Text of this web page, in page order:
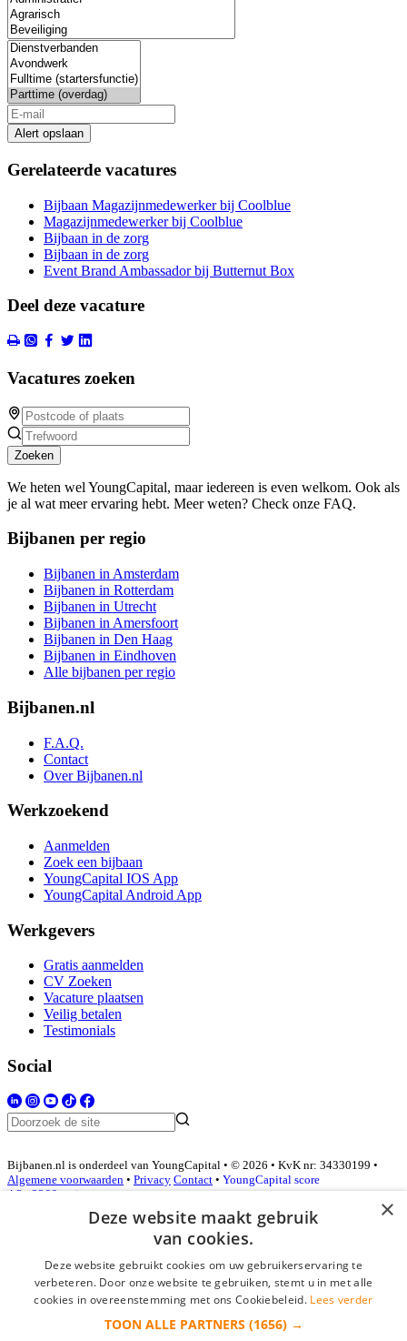
Alert opslaan
Gerelateerde vacatures
Bijbaan Magazijnmedewerker bij Coolblue
Magazijnmedewerker bij Coolblue
Bijbaan in de zorg
Bijbaan in de zorg
Event Brand Ambassador bij Butternut Box
Deel deze vacature
Vacatures zoeken
Zoeken
We heten wel YoungCapital, maar iedereen is even welkom. Ook als
je al wat meer ervaring hebt. Meer weten? Check onze FAQ.
Bijbanen per regio
Bijbanen in Amsterdam
Bijbanen in Rotterdam
Bijbanen in Utrecht
Bijbanen in Amersfoort
Bijbanen in Den Haag
Bijbanen in Eindhoven
Alle bijbanen per regio
Bijbanen.nl
F.A.Q.
Contact
Over Bijbanen.nl
Werkzoekend
Aanmelden
Zoek een bijbaan
YoungCapital IOS App
YoungCapital Android App
Werkgevers
Gratis aanmelden
CV Zoeken
Vacature plaatsen
Veilig betalen
Testimonials
Social
Bijbanen.nl is onderdeel van YoungCapital • © 2026 • KvK nr: 34330199 •
Algemene voorwaarden • Privacy Contact • YoungCapital score
4.3 - 3366 reviews
Inloggen als bedrijf
*
×
Deze website maakt gebruik
van cookies.
Deze website gebruikt cookies om uw gebruikerservaring te
verbeteren. Door onze website te gebruiken, stemt u in met alle
cookies in overeenstemming met ons Cookiebeleid. Lees verder
TOON ALLE PARTNERS (1656) →